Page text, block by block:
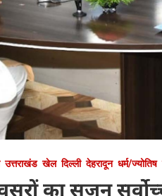
उत्तराखंड खेल दिल्ली देहरादून धर्म/ज्योतिष
का सृजन